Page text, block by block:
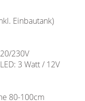
Einbautank)
230V
3 Watt / 12V
80-100cm